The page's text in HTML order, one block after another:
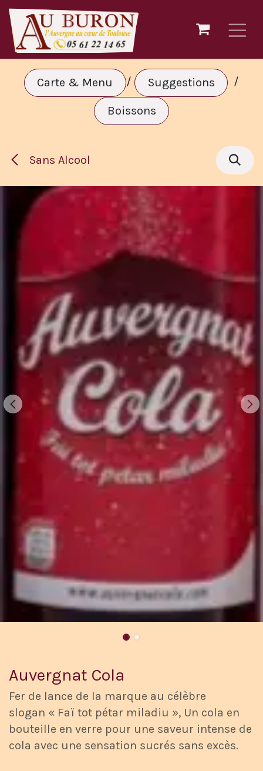
Se rendre au contenu
Carte & Menu / Suggestions /
Boissons
Sans Alcool
Auvergnat Cola
Fer de lance de la marque au célèbre
slogan « Faï tot pétar miladiu », Un cola en
bouteille en verre pour une saveur intense de
cola avec une sensation sucrés sans excès.